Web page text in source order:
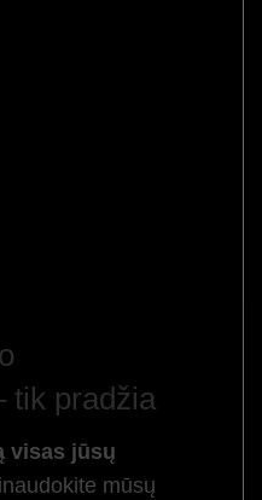
tik pradžia
visas jūsų
mūsų